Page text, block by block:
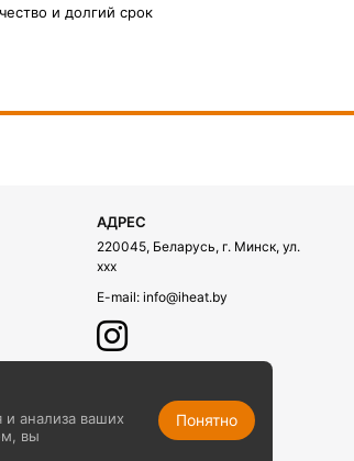
и долгий срок
АДРЕС
220045, Беларусь, г. Минск, ул.
xxx
E-mail: info@iheat.by
анализа ваших
вы
Понятно